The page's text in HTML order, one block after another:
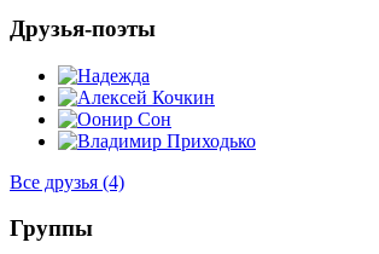
Друзья-поэты
Все друзья (4)
Группы